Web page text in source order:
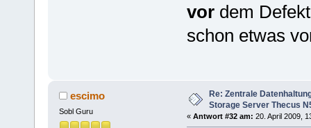
vordem
schon etwas
escimo
Sobl Guru
Re: Zentrale
Storage Server Thecus
« Antwort #32 am: 20. April 2009,